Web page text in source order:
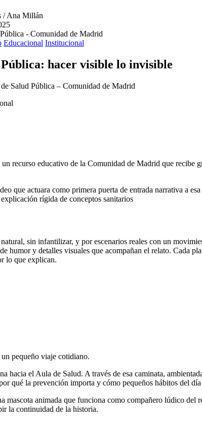
/ Ana Millán
- Comunidad de Madrid
Educacional Institucional
hacer visible lo invisible
Salud Pública – Comunidad de Madrid
recurso educativo de la Comunidad de Madrid que recibe
que actuara como primera puerta de entrada narrativa a
rígida de conceptos sanitarios
sin infantilizar, y por escenarios reales con un
humor y detalles visuales que acompañan el relato. Cada
lo que explican.
pequeño viaje cotidiano.
hacia el Aula de Salud. A través de esa caminata,
qué la prevención importa y cómo pequeños hábitos del
mascota animada que funciona como compañero lúdico
la continuidad de la historia.